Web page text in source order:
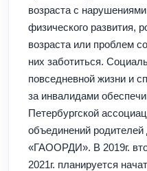
возраста с
физического развития,
возраста или проблем
них заботиться.
повседневной жизни и
за инвалидами
Петербургской
объединений
«ГАООРДИ». В 2019г.
2021г. планируется